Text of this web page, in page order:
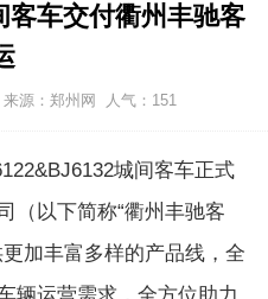
车交付衢州丰驰客
来源：郑州网 人气： 151
城间客车正式
（以下简称“衢州丰驰客
加丰富多样的产品线，全